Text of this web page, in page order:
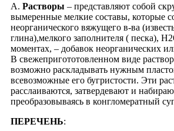
А. Растворы – представляют собой
вымеренные мелкие составы, которые
неорганического вяжущего в-ва
глина),мелкого заполнителя ( песка),
моментах, – добавок неорганических
В свежепригототовленном виде
возможно раскладывать нужным
всевозможные его бугристости. Эти
расслаиваются, затвердевают и
преобразовываясь в конгломератный
ПЕРЕЧЕНЬ: